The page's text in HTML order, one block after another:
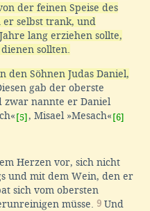
der feinen Speise des
er selbst trank, und
lang erziehen sollte,
sollten.
den Söhnen Judas Daniel,
gab der oberste
zwar nannte er Daniel
[5], Misael »Mesach« [6]
Herzen vor, sich nicht
und mit dem Wein, den er
sich vom obersten
müsse. 9 Und